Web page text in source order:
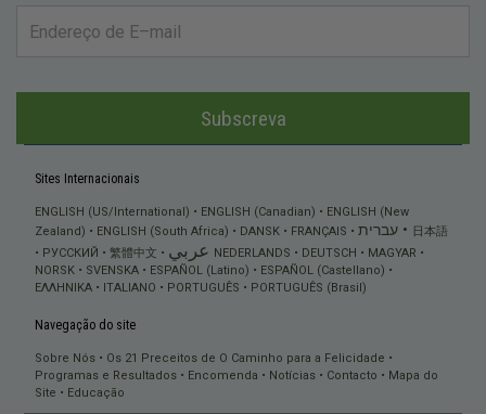
Subscreva
Sites Internacionais
ENGLISH (US/International) ENGLISH (Canadian)
ENGLISH (New
Zealand)
ENGLISH (South Africa) DANSK FRANÇAIS עברית
日本語
РУССКИЙ
繁體中文 عربي NEDERLANDS DEUTSCH
MAGYAR
NORSK
SVENSKA ESPAÑOL (Latino)
ESPAÑOL (Castellano)
ΕΛΛΗΝΙΚA
ITALIANO PORTUGUÊS PORTUGUÊS (Brasil)
Navegação do site
Sobre Nós
Os 21 Preceitos de O Caminho para a Felicidade
Programas e Resultados
Encomenda Notícias Contacto
Mapa do
Site
Educação